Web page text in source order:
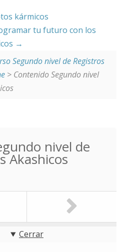
kármicos
tu futuro con los
Segundo nivel de Registros
> Contenido Segundo nivel
nivel de
Akashicos
Cerrar